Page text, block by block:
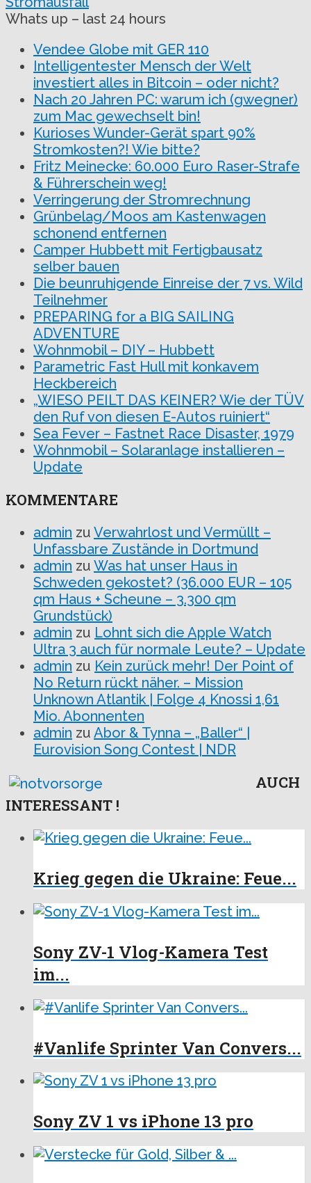
Whats up – last 24 hours
Vendee Globe mit GER 110
Intelligentester Mensch der Welt
investiert alles in Bitcoin – oder nicht?
Nach 20 Jahren PC: warum ich (gwegner)
zum Mac gewechselt bin!
Kurioses Wunder-Gerät spart 90%
Stromkosten?! Wie bitte?
Fritz Meinecke: 60.000 Euro Raser-Strafe
& Führerschein weg!
Verringerung der Stromrechnung
Grünbelag/Moos am Kastenwagen
schonend entfernen
Camper Hubbett mit Fertigbausatz
selber bauen
Die beunruhigende Einreise der 7 vs. Wild
Teilnehmer
PREPARING for a BIG SAILING
ADVENTURE
Wohnmobil – DIY – Hubbett
Parametric Fast Hull mit konkavem
Heckbereich
„WIESO PEILT DAS KEINER? Wie der TÜV
den Ruf von diesen E-Autos ruiniert“
Sea Fever – Fastnet Race Disaster, 1979
Wohnmobil – Solaranlage installieren –
Update
KOMMENTARE
admin zu Verwahrlost und Vermüllt –
Unfassbare Zustände in Dortmund
admin zu Was hat unser Haus in
Schweden gekostet? (36.000 EUR – 105
qm Haus + Scheune – 3.300 qm
Grundstück)
admin zu Lohnt sich die Apple Watch
Ultra 3 auch für normale Leute? – Update
admin zu Kein zurück mehr! Der Point of
No Return rückt näher. – Mission
Unknown Atlantik | Folge 4 Knossi 1,61
Mio. Abonnenten
admin zu Abor & Tynna – „Baller“ |
Eurovision Song Contest | NDR
AUCH
INTERESSANT !
Krieg gegen die Ukraine: Feue...
Sony ZV-1 Vlog-Kamera Test
im...
#Vanlife Sprinter Van Convers...
Sony ZV 1 vs iPhone 13 pro